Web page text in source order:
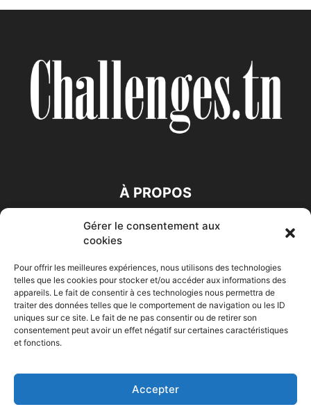
Gérer le consentement aux
cookies
Pour offrir les meilleures expériences, nous utilisons des technologies
telles que les cookies pour stocker et/ou accéder aux informations des
appareils. Le fait de consentir à ces technologies nous permettra de
traiter des données telles que le comportement de navigation ou les ID
uniques sur ce site. Le fait de ne pas consentir ou de retirer son
consentement peut avoir un effet négatif sur certaines caractéristiques
et fonctions.
Accepter
À PROPOS
SUIVEZ NOUS
Accueil Economie Entreprises Entrepreneur Afrique
HIGH-TECH Auto-Moto